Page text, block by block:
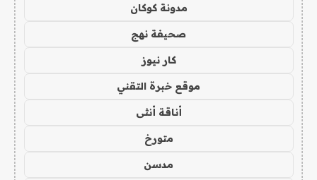
مدونة كوكان
صحيفة نهج
كار نيوز
موقع خبرة التقني
أناقة أنثى
متورخ
مدسن